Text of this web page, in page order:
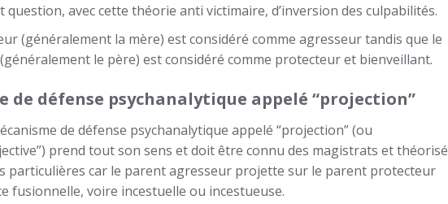
question, avec cette théorie anti victimaire, d’inversion des culpabilités.
(généralement la mère) est considéré comme agresseur tandis que le
le père) est considéré comme protecteur et bienveillant.
de défense psychanalytique appelé “projection”
de défense psychanalytique appelé “projection” (ou
prend tout son sens et doit être connu des magistrats et théorisé
particulières car le parent agresseur projette sur le parent protecteur
fusionnelle, voire incestuelle ou incestueuse.